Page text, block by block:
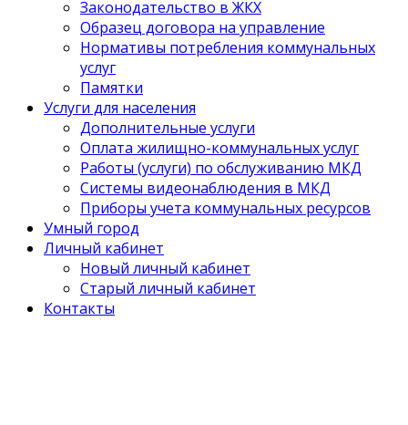
Законодательство в ЖКХ
Образец договора на управление
Нормативы потребления коммунальных
услуг
Памятки
Услуги для населения
Дополнительные услуги
Оплата жилищно-коммунальных услуг
Работы (услуги) по обслуживанию МКД
Системы видеонаблюдения в МКД
Приборы учета коммунальных ресурсов
Умный город
Личный кабинет
Новый личный кабинет
Старый личный кабинет
Контакты